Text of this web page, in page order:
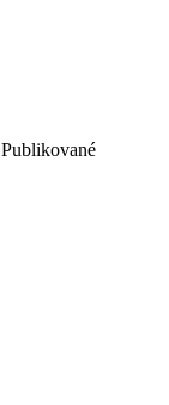
Publikované